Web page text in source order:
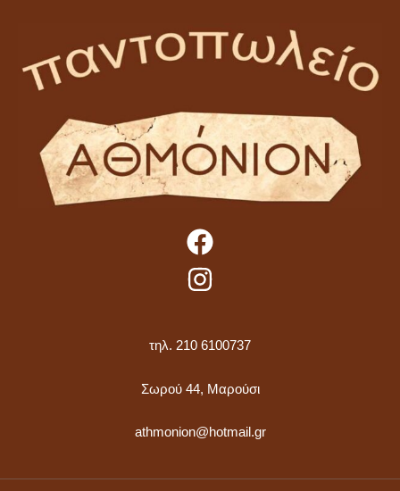
τηλ. 210 6100737
Σωρού 44, Μαρούσι
athmonion@hotmail.gr